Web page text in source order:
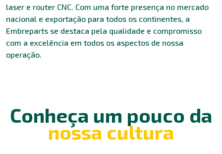
laser e router CNC. Com uma forte presença no mercado
nacional e exportação para todos os continentes, a
Embreparts se destaca pela qualidade e compromisso
com a excelência em todos os aspectos de nossa
operação.
Conheça um pouco da
nossa cultura